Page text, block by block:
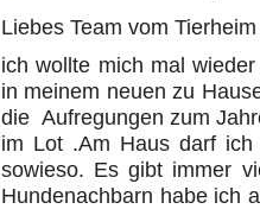
Liebes Team vom
ich wollte mich mal
in meinem neuen zu
die Aufregungen zum
im Lot .Am Haus darf
sowieso. Es gibt immer
Hundenachbarn habe ich